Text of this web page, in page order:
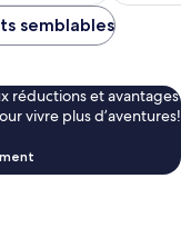
semblables
réductions et avantages
vivre plus d’aventures!